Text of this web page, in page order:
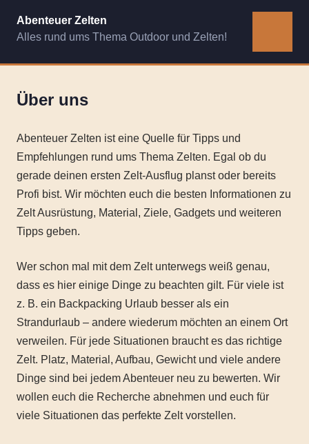
Inhalt
Abenteuer Zelten
Alles rund ums Thema Outdoor und Zelten!
Über uns
Abenteuer Zelten ist eine Quelle für Tipps und
Empfehlungen rund ums Thema Zelten. Egal ob du
gerade deinen ersten Zelt-Ausflug planst oder bereits
Profi bist. Wir möchten euch die besten Informationen zu
Zelt Ausrüstung, Material, Ziele, Gadgets und weiteren
Tipps geben.
Wer schon mal mit dem Zelt unterwegs weiß genau,
dass es hier einige Dinge zu beachten gilt. Für viele ist
z. B. ein Backpacking Urlaub besser als ein
Strandurlaub – andere wiederum möchten an einem Ort
verweilen. Für jede Situationen braucht es das richtige
Zelt. Platz, Material, Aufbau, Gewicht und viele andere
Dinge sind bei jedem Abenteuer neu zu bewerten. Wir
wollen euch die Recherche abnehmen und euch für
viele Situationen das perfekte Zelt vorstellen.